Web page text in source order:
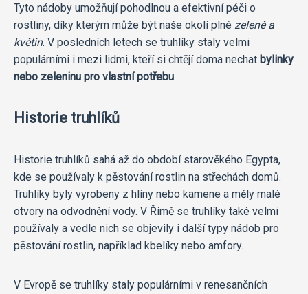
Tyto nádoby umožňují pohodlnou a efektivní péči o
rostliny, díky kterým může být naše okolí plné zeleně a
květin. V posledních letech se truhlíky staly velmi
populárními i mezi lidmi, kteří si chtějí doma nechat bylinky
nebo zeleninu pro vlastní potřebu.
Historie truhlíků
Historie truhlíků sahá až do období starověkého Egypta,
kde se používaly k pěstování rostlin na střechách domů.
Truhlíky byly vyrobeny z hlíny nebo kamene a měly malé
otvory na odvodnění vody. V Římě se truhlíky také velmi
používaly a vedle nich se objevily i další typy nádob pro
pěstování rostlin, například kbelíky nebo amfory.
V Evropě se truhlíky staly populárními v renesančních